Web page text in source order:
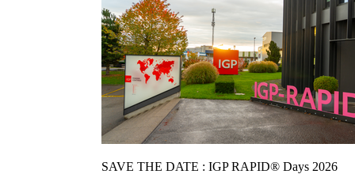
SAVE THE DATE : IGP RAPID® Days 2026